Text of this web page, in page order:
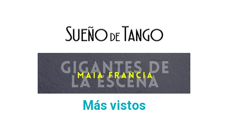
Más vistos